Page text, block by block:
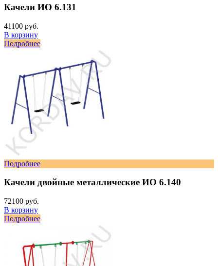
Качели ИО 6.131
41100 руб.
В корзину
Подробнее
Подробнее
Качели двойные металлические ИО 6.140
72100 руб.
В корзину
Подробнее